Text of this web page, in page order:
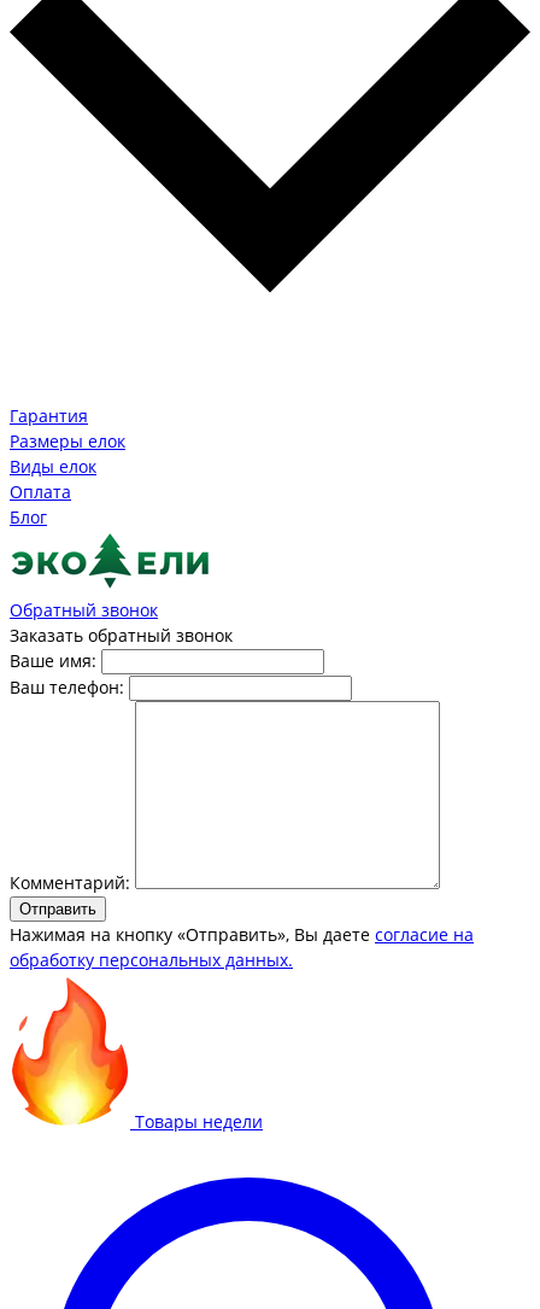
Гарантия
Размеры елок
Виды елок
Оплата
Блог
Обратный звонок
Заказать обратный звонок
Ваше имя:
Ваш телефон:
Комментарий:
Отправить
Нажимая на кнопку «Отправить», Вы даете согласие на
обработку персональных данных.
Товары недели